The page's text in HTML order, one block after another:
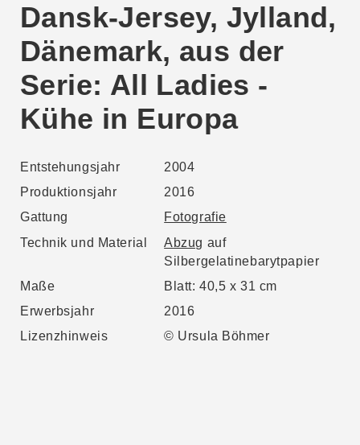
Dansk-Jersey, Jylland,
Dänemark, aus der
Serie: All Ladies -
Kühe in Europa
Entstehungsjahr
2004
Produktionsjahr
2016
Gattung
Fotografie
Technik und Material
Abzug auf
Silbergelatinebarytpapier
Maße
Blatt: 40,5 x 31 cm
Erwerbsjahr
2016
Lizenzhinweis
© Ursula Böhmer